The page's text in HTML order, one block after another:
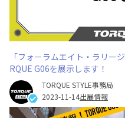
「フォーラムエイト・ラリー
RQUE G06を展示します！
TORQUE STYLE事務局
2023-11-14出展情報